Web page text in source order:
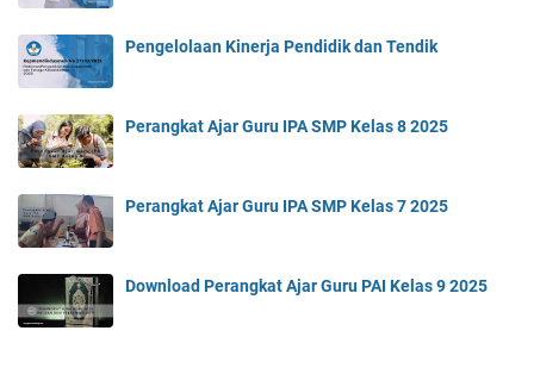
Pengelolaan Kinerja Pendidik dan Tendik
Perangkat Ajar Guru IPA SMP Kelas 8 2025
Perangkat Ajar Guru IPA SMP Kelas 7 2025
Download Perangkat Ajar Guru PAI Kelas 9 2025